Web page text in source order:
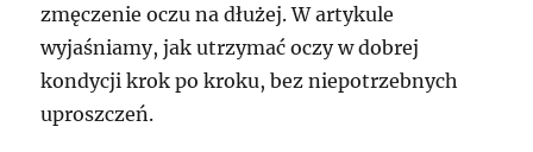
zmęczenie oczu na dłużej. W artykule
wyjaśniamy, jak utrzymać oczy w dobrej
kondycji krok po kroku, bez niepotrzebnych
uproszczeń.